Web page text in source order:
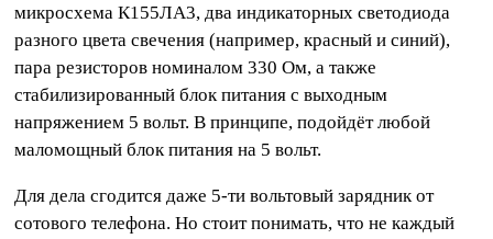
микросхема К155ЛА3, два индикаторных светодиода
разного цвета свечения (например, красный и синий),
пара резисторов номиналом 330 Ом, а также
стабилизированный блок питания с выходным
напряжением 5 вольт. В принципе, подойдёт любой
маломощный блок питания на 5 вольт.
Для дела сгодится даже 5-ти вольтовый зарядник от
сотового телефона. Но стоит понимать, что не каждый